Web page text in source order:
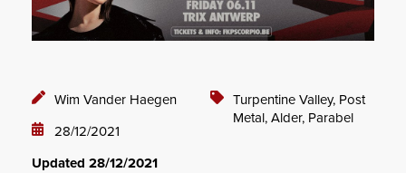
Wim Vander Haegen
28/12/2021
Turpentine Valley, Post
Metal, Alder, Parabel
Updated 28/12/2021